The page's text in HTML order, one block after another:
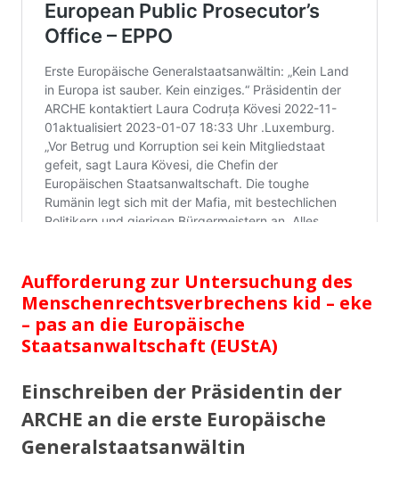
Aufforderung zur Untersuchung des
Menschenrechtsverbrechens kid – eke
– pas an die Europäische
Staatsanwaltschaft (EUStA)
Einschreiben der Präsidentin der
ARCHE an die erste Europäische
Generalstaatsanwältin